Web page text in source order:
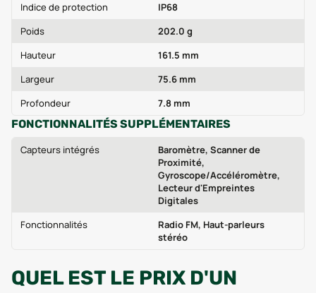
Indice de protection
IP68
Poids
202.0 g
Hauteur
161.5 mm
Largeur
75.6 mm
Profondeur
7.8 mm
FONCTIONNALITÉS SUPPLÉMENTAIRES
Capteurs intégrés
Baromètre, Scanner de
Proximité,
Gyroscope/Accéléromètre,
Lecteur d'Empreintes
Digitales
Fonctionnalités
Radio FM, Haut-parleurs
stéréo
QUEL EST LE PRIX D'UN